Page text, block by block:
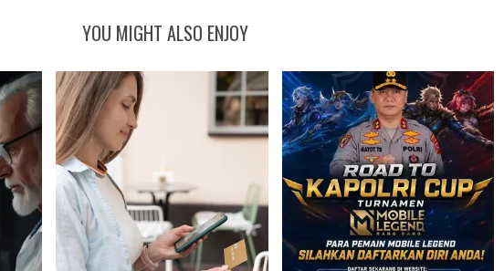
YOU MIGHT ALSO ENJOY